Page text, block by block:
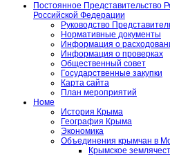
Постоянное Представительство
Российской Федерации
Руководство
Нормативные документы
Информация о
Информация о проверках
Общественный совет
Государственные закупки
Карта сайта
План мероприятий
Номе
История Крыма
География Крыма
Экономика
Объединения крымчан в
Крымское